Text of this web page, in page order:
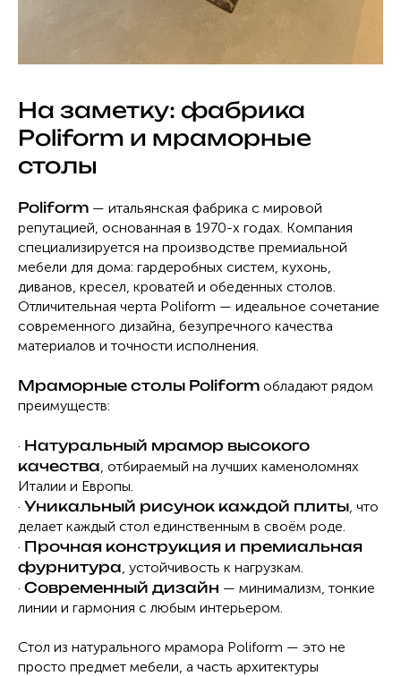
На заметку: фабрика
Poliform и мраморные
столы
Poliform — итальянская фабрика с мировой
репутацией, основанная в 1970-х годах. Компания
специализируется на производстве премиальной
мебели для дома: гардеробных систем, кухонь,
диванов, кресел, кроватей и обеденных столов.
Отличительная черта Poliform — идеальное сочетание
современного дизайна, безупречного качества
материалов и точности исполнения.
Мраморные столы Poliform обладают рядом
преимуществ:
· Натуральный мрамор высокого
качества, отбираемый на лучших каменоломнях
Италии и Европы.
· Уникальный рисунок каждой плиты, что
делает каждый стол единственным в своём роде.
· Прочная конструкция и премиальная
фурнитура, устойчивость к нагрузкам.
· Современный дизайн — минимализм, тонкие
линии и гармония с любым интерьером.
Стол из натурального мрамора Poliform — это не
просто предмет мебели, а часть архитектуры